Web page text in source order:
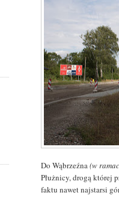
Do Wąbrzeźna(w
Płużnicy, drogą której
faktu nawet najstarsi